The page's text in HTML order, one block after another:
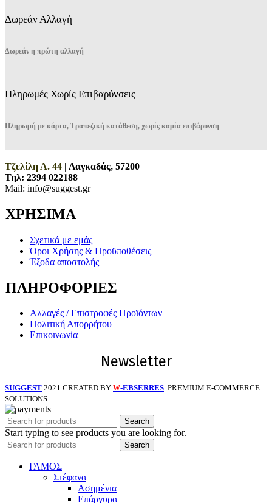
Δωρεάν Αλλαγή
Δωρεάν η πρώτη αλλαγή
Πληρωμές Χωρίς Επιβαρύνσεις
Πληρωμή με κάρτα, Τραπεζική κατάθεση, χωρίς καμία επιβάρυνση
Τζελίλη Α. 44 | Λαγκαδάς, 57200
Τηλ: 2394 022188
Mail: info@suggest.gr
ΧΡΗΣΙΜΑ
Σχετικά με εμάς
Όροι Χρήσης & Προϋποθέσεις
Έξοδα αποστολής
ΠΛΗΡΟΦΟΡΙΕΣ
Αλλαγές / Επιστροφές Προϊόντων
Πολιτική Απορρήτου
Επικοινωνία
Newsletter
SUGGEST 2021 CREATED BY W-EBSERRES. PREMIUM E-COMMERCE
SOLUTIONS.
Search
Start typing to see products you are looking for.
Search
ΓΑΜΟΣ
Στέφανα
Ασημένια
Επάργυρα